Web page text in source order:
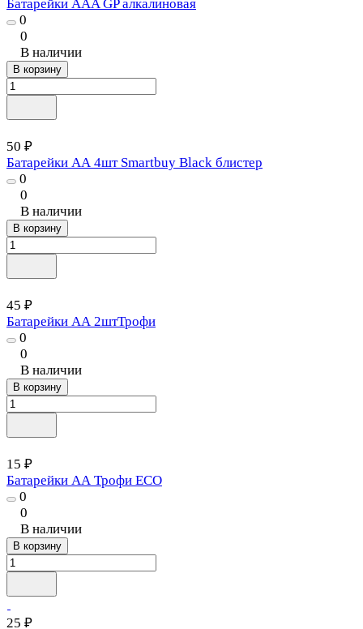
Батарейки ААA GP алкалиновая
0
0
В наличии
В корзину
50 ₽
Батарейки АА 4шт Smartbuy Black блистер
0
0
В наличии
В корзину
45 ₽
Батарейки АА 2штТрофи
0
0
В наличии
В корзину
15 ₽
Батарейки АА Трофи ECO
0
0
В наличии
В корзину
25 ₽